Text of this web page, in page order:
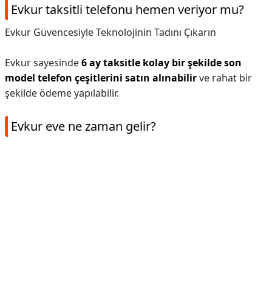
Evkur taksitli telefonu hemen veriyor mu?
Evkur Güvencesiyle Teknolojinin Tadını Çıkarın
Evkur sayesinde6 ay taksitle kolay bir şekilde son
model telefon çeşitlerini satın alınabilirve rahat bir
şekilde ödeme yapılabilir.
Evkur eve ne zaman gelir?